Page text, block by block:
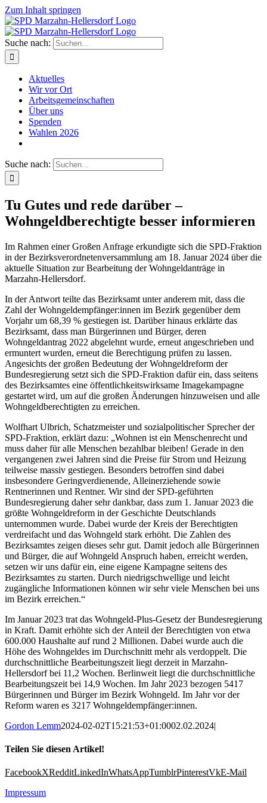
Zum Inhalt springen
Suche nach:
Aktuelles
Wir vor Ort
Arbeitsgemeinschaften
Über uns
Spenden
Wahlen 2026
Suche nach:
Tu Gutes und rede darüber –
Wohngeldberechtigte besser informieren
Im Rahmen einer Großen Anfrage erkundigte sich die SPD-Fraktion
in der Bezirksverordnetenversammlung am 18. Januar 2024 über die
aktuelle Situation zur Bearbeitung der Wohngeldanträge in
Marzahn-Hellersdorf.
In der Antwort teilte das Bezirksamt unter anderem mit, dass die
Zahl der Wohngeldempfänger:innen im Bezirk gegenüber dem
Vorjahr um 68,39 % gestiegen ist. Darüber hinaus erklärte das
Bezirksamt, dass man Bürgerinnen und Bürger, deren
Wohngeldantrag 2022 abgelehnt wurde, erneut angeschrieben und
ermuntert wurden, erneut die Berechtigung prüfen zu lassen.
Angesichts der großen Bedeutung der Wohngeldreform der
Bundesregierung setzt sich die SPD-Fraktion dafür ein, dass seitens
des Bezirksamtes eine öffentlichkeitswirksame Imagekampagne
gestartet wird, um auf die großen Änderungen hinzuweisen und alle
Wohngeldberechtigten zu erreichen.
Wolfhart Ulbrich, Schatzmeister und sozialpolitischer Sprecher der
SPD-Fraktion, erklärt dazu: „Wohnen ist ein Menschenrecht und
muss daher für alle Menschen bezahlbar bleiben! Gerade in den
vergangenen zwei Jahren sind die Preise für Strom und Heizung
teilweise massiv gestiegen. Besonders betroffen sind dabei
insbesondere Geringverdienende, Alleinerziehende sowie
Rentnerinnen und Rentner. Wir sind der SPD-geführten
Bundesregierung daher sehr dankbar, dass zum 1. Januar 2023 die
größte Wohngeldreform in der Geschichte Deutschlands
unternommen wurde. Dabei wurde der Kreis der Berechtigten
verdreifacht und das Wohngeld stark erhöht. Die Zahlen des
Bezirksamtes zeigen dieses sehr gut. Damit jedoch alle Bürgerinnen
und Bürger, die auf Wohngeld Anspruch haben, erreicht werden,
setzen wir uns dafür ein, eine eigene Kampagne seitens des
Bezirksamtes zu starten. Durch niedrigschwellige und leicht
zugängliche Informationen können wir sehr viele Menschen bei uns
im Bezirk erreichen.“
Im Januar 2023 trat das Wohngeld-Plus-Gesetz der Bundesregierung
in Kraft. Damit erhöhte sich der Anteil der Berechtigten von etwa
600.000 Haushalte auf rund 2 Millionen. Dabei wurde auch die
Höhe des Wohngeldes im Durchschnitt mehr als verdoppelt. Die
durchschnittliche Bearbeitungszeit liegt derzeit in Marzahn-
Hellersdorf bei 11,2 Wochen. Berlinweit liegt die durchschnittliche
Bearbeitungszeit bei 14,9 Wochen. Im Jahr 2023 bezogen 5417
Bürgerinnen und Bürger im Bezirk Wohngeld. Im Jahr vor der
Reform waren es 3217 Wohngeldempfänger:innen.
Gordon Lemm2024-02-02T15:21:53+01:0002.02.2024|
Teilen Sie diesen Artikel!
FacebookXRedditLinkedInWhatsAppTumblrPinterestVkE-Mail
Impressum